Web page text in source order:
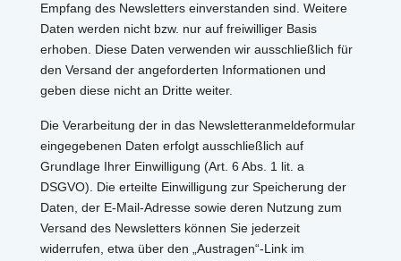
Empfang des Newsletters einverstanden sind. Weitere
Daten werden nicht bzw. nur auf freiwilliger Basis
erhoben. Diese Daten verwenden wir ausschließlich für
den Versand der angeforderten Informationen und
geben diese nicht an Dritte weiter.
Die Verarbeitung der in das Newsletteranmeldeformular
eingegebenen Daten erfolgt ausschließlich auf
Grundlage Ihrer Einwilligung (Art. 6 Abs. 1 lit. a
DSGVO). Die erteilte Einwilligung zur Speicherung der
Daten, der E-Mail-Adresse sowie deren Nutzung zum
Versand des Newsletters können Sie jederzeit
widerrufen, etwa über den „Austragen“-Link im